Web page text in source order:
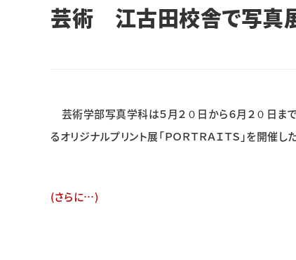
芸術 江古田校舎で写真
芸術学部写真学科は５月２０日から６月２０日
るオリジナルプリント展「ＰＯＲＴＲＡＩＴＳ」を開催した
(さらに…)